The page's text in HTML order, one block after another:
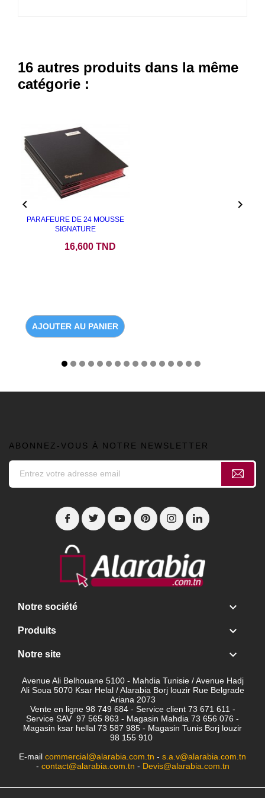
16 autres produits dans la même
catégorie :
PARAFEURE DE 24 MOUSSE
SIGNATURE
16,600 TND
AJOUTER AU PANIER
 
ABONNEZ-VOUS À NOTRE NEWSLETTER
Notre société 
Produits 
Notre site 
Avenue Ali Belhouane 5100 - Mahdia Tunisie / Avenue Hadj
Ali Soua 5070 Ksar Helal / Alarabia Borj louzir Rue Belgrade
Ariana 2073
Vente en ligne 98 749 684 - Service client 73 671 611 -
Service SAV 97 565 863 - Magasin Mahdia 73 656 076 -
Magasin ksar hellal 73 587 985 - Magasin Tunis Borj louzir
98 155 910
E-mail commercial@alarabia.com.tn - s.a.v@alarabia.com.tn
- contact@alarabia.com.tn - Devis@alarabia.com.tn